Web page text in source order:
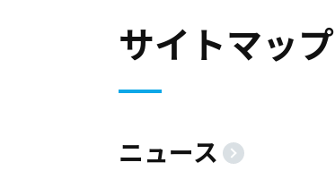
サイトマップ
ニュース